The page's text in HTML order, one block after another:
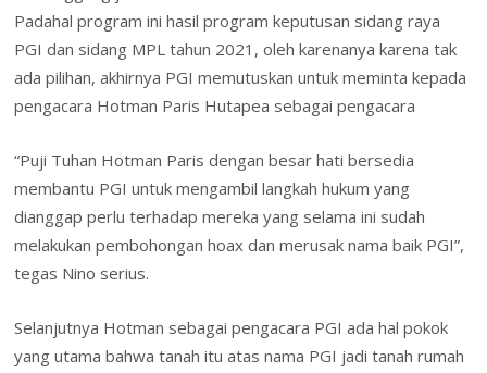
Padahal program ini hasil program keputusan sidang raya
PGI dan sidang MPL tahun 2021, oleh karenanya karena tak
ada pilihan, akhirnya PGI memutuskan untuk meminta kepada
pengacara Hotman Paris Hutapea sebagai pengacara
“Puji Tuhan Hotman Paris dengan besar hati bersedia
membantu PGI untuk mengambil langkah hukum yang
dianggap perlu terhadap mereka yang selama ini sudah
melakukan pembohongan hoax dan merusak nama baik PGI”,
tegas Nino serius.
Selanjutnya Hotman sebagai pengacara PGI ada hal pokok
yang utama bahwa tanah itu atas nama PGI jadi tanah rumah